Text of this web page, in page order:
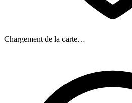
Chargement de la carte…